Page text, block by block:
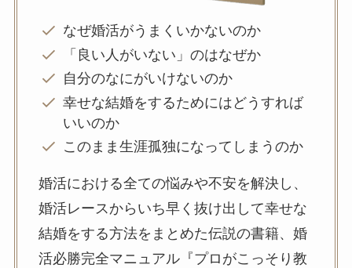
なぜ婚活がうまくいかないのか
「良い人がいない」のはなぜか
自分のなにがいけないのか
幸せな結婚をするためにはどうすれば
いいのか
このまま生涯孤独になってしまうのか
婚活における全ての悩みや不安を解決し、
婚活レースからいち早く抜け出して幸せな
結婚をする方法をまとめた伝説の書籍、婚
活必勝完全マニュアル『プロがこっそり教